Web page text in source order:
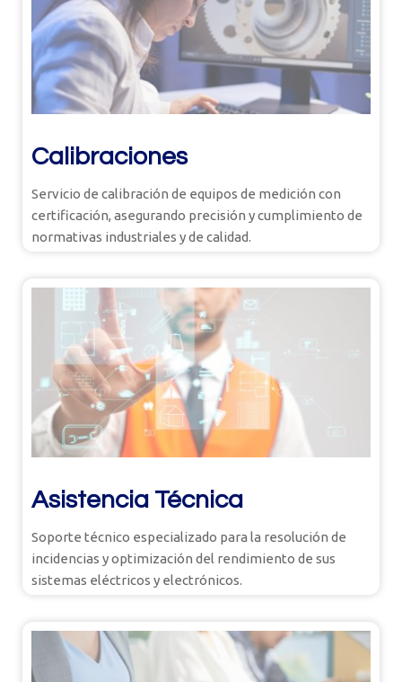
Calibraciones
Servicio de calibración de equipos de medición con
certificación, asegurando precisión y cumplimiento de
normativas industriales y de calidad.
Asistencia Técnica
Soporte técnico especializado para la resolución de
incidencias y optimización del rendimiento de sus
sistemas eléctricos y electrónicos.